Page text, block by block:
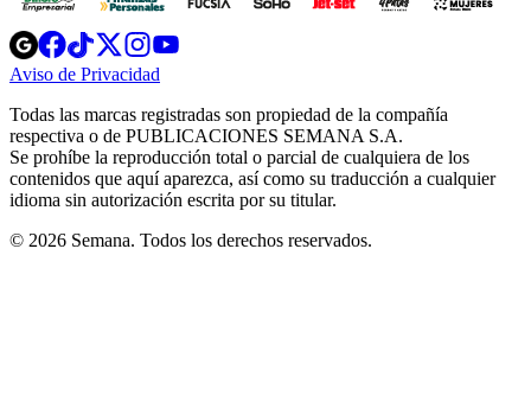
Opens
in
new
Opens
in
new
Opens
in
new
window
Opens
new
windowwindow
Aviso de Privacidad
new
window
Todas las marcas registradas son propiedad de la compañía
respectiva o de PUBLICACIONES SEMANA S.A.
Se prohíbe la reproducción total o parcial de cualquiera de los
contenidos que aquí aparezca, así como su traducción a cualquier
idioma sin autorización escrita por su titular.
© 2026 Semana. Todos los derechos reservados.